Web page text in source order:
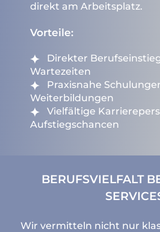
direkt am Arbeitsplatz.
Vorteile:
Direkter
Wartezeiten
Praxisnahe
Weiterbildungen
Vielfältige
Aufstiegschancen
BERUFSVIELFALT
Wir vermitteln nicht nur